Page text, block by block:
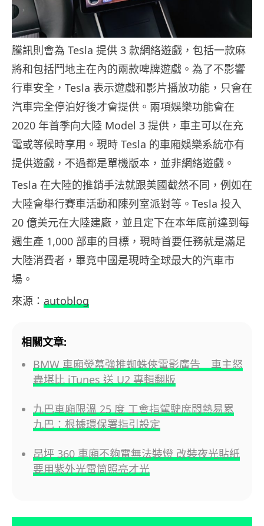
騰訊則會為 Tesla 提供 3 款網絡遊戲，包括一款麻
將和包括鬥地主在內的兩款啤牌遊戲。為了不影響
行車安全，Tesla 表示遊戲和影片播放功能，只會在
汽車完全停泊好後才會提供。兩項娛樂功能會在
2020 年首季向大陸 Model 3 提供，車主可以在充
電或等候時享用。現時 Tesla 的車廂娛樂系統亦有
提供遊戲，不過都是單機版本，並非網絡遊戲。
Tesla 在大陸的推銷手法就跟美國截然不同，例如在
大陸會舉行賽車活動和陳列室派對等。Tesla 投入
20 億美元在大陸建廠，並且定下在本年底前達到每
週生產 1,000 部車的目標，現時首要任務就是滿足
大陸消費者，畢竟中國是現時全球最大的汽車市
場。
來源： autoblog
相關文章:
BMW 車廂熒幕強推蜘蛛俠電影廣告 車主怒
轟堪比 iTunes 送 U2 專輯翻版
九巴車廂限溫 25 度 工會指駕駛席悶熱易累
九巴：根據環保署指引設定
昂坪 360 車廂不夠電無法裝燈 改裝夜光貼紙
要用紫外光電筒照亮才光